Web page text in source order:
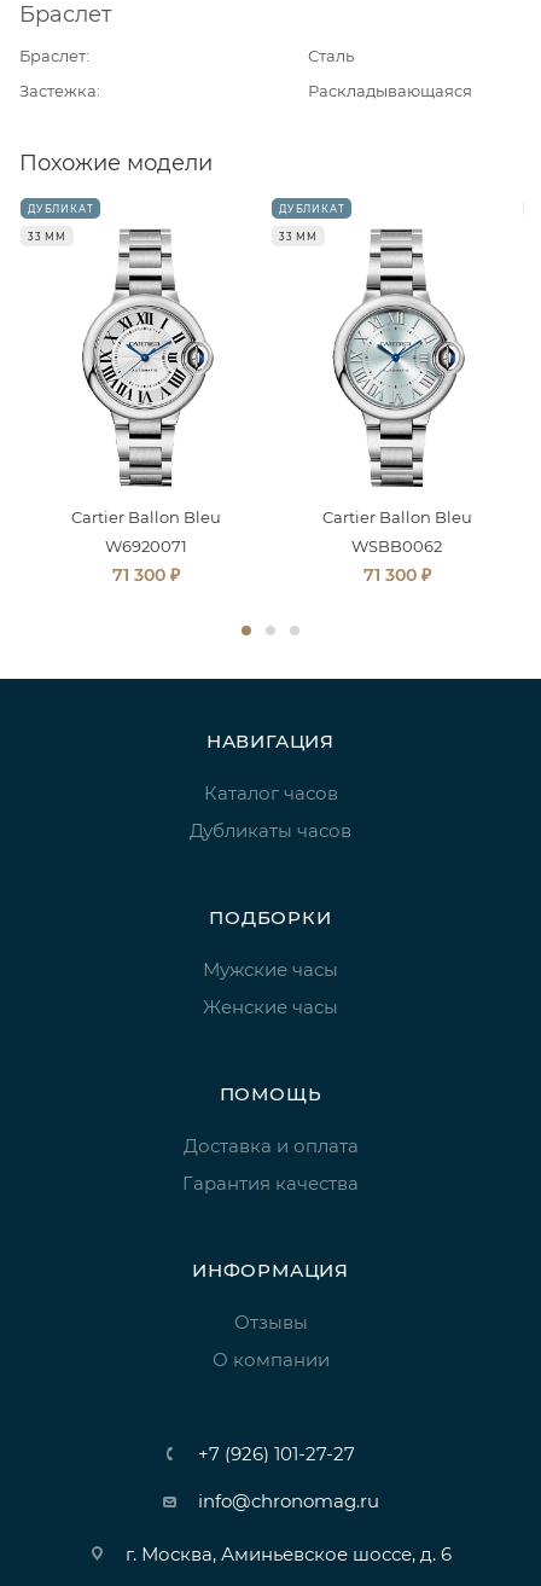
Браслет
Браслет
Сталь
Застежка
Раскладывающаяся
Похожие модели
ДУБЛИКАТ
33 ММ
Cartier Ballon Bleu
W6920071
71 300 ₽
ДУБЛИКАТ
33 ММ
Cartier Ballon Bleu
WSBB0062
71 300 ₽
НАВИГАЦИЯ
Каталог часов
Дубликаты часов
ПОДБОРКИ
Мужские часы
Женские часы
ПОМОЩЬ
Доставка и оплата
Гарантия качества
ИНФОРМАЦИЯ
Отзывы
О компании
+7 (926) 101-27-27
info@chronomag.ru
г. Москва, Аминьевское шоссе, д. 6